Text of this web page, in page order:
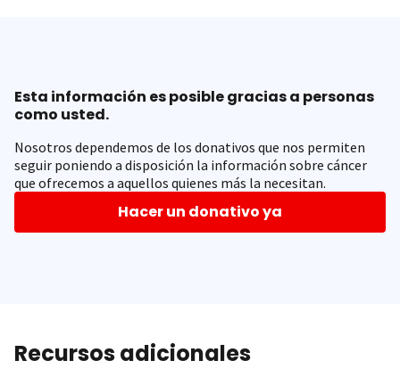
Esta información es posible gracias a personas
como usted.
Nosotros dependemos de los donativos que nos permiten
seguir poniendo a disposición la información sobre cáncer
que ofrecemos a aquellos quienes más la necesitan.
Hacer un donativo ya
Recursos adicionales